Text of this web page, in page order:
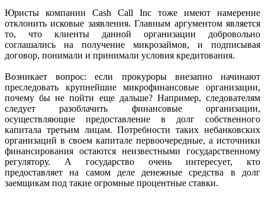
Юристы компании Cash Call Inc тоже имеют намерение
отклонить исковые заявления. Главным аргументом является
то, что клиенты данной организации добровольно
соглашались на получение микрозаймов, и подписывая
договор, понимали и принимали условия кредитования.
Возникает вопрос: если прокуроры внезапно начинают
преследовать крупнейшие микрофинансовые организации,
почему бы не пойти еще дальше? Например, следователям
следует разоблачить финансовые организации,
осуществляющие предоставление в долг собственного
капитала третьим лицам. Потребности таких небанковских
организаций в своем капитале первоочередные, а источники
финансирования остаются неизвестными государственному
регулятору. А государство очень интересует, кто
предоставляет на самом деле денежные средства в долг
заемщикам под такие огромные процентные ставки.